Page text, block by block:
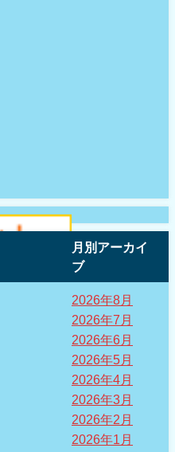
月別アーカイ
ブ
2026年8月
2026年7月
2026年6月
2026年5月
2026年4月
2026年3月
2026年2月
2026年1月